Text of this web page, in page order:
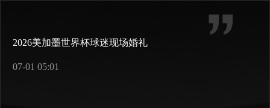
2026美加墨世界杯球迷现场婚礼
07-01 05:01